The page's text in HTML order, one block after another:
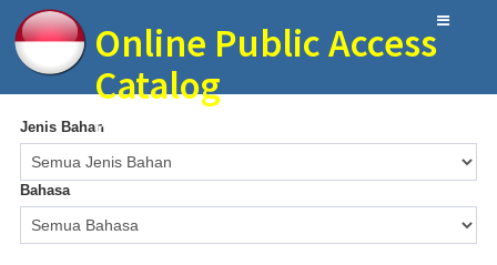
Online Public Access
Catalog
Perpust. Ulil Abshar MIN 9 Blitar
Jenis Bahan
Bahasa